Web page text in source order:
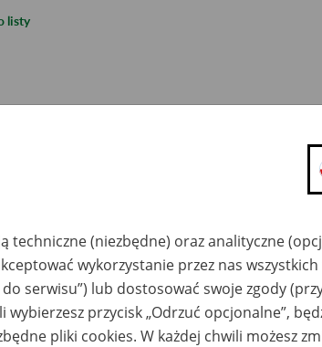
listy
techniczne (niezbędne) oraz analityczne
wykorzystanie przez nas
serwisu”) lub dostosować swoje zgody
wybierzesz przycisk „Odrzuć opcjonalne”,
pliki cookies. W każdej chwili możesz